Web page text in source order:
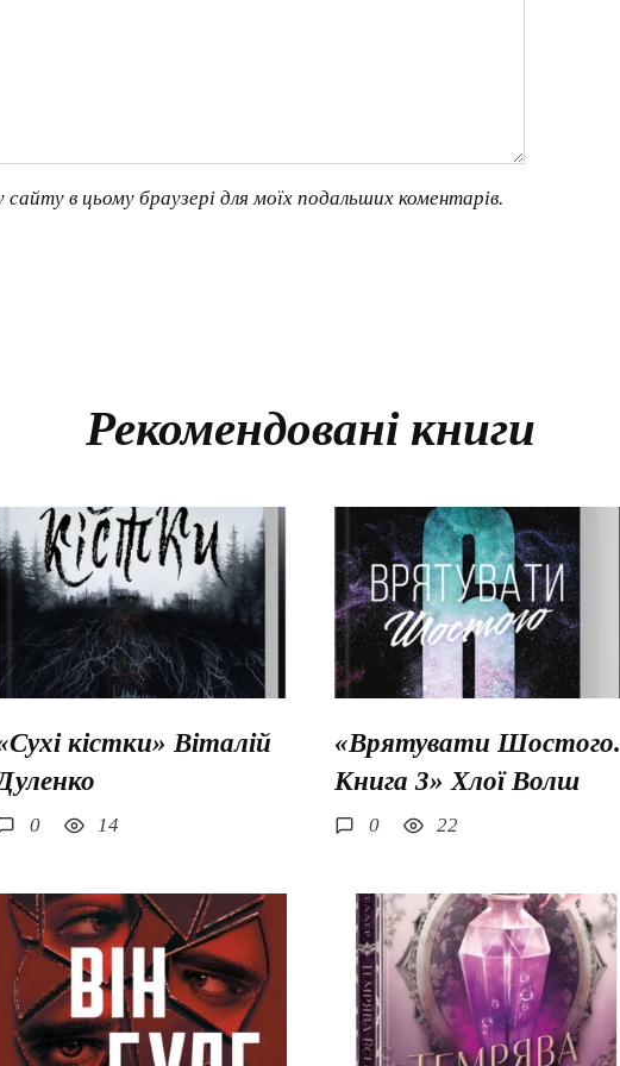
в цьому браузері для моїх подальших коментарів.
Рекомендовані книги
кістки» Віталій
0 14
«Врятувати Шостого.
Книга 3» Хлої Волш
0 22